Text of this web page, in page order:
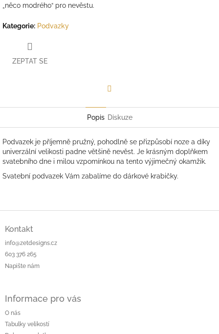
„něco modrého“ pro nevěstu.
Kategorie: Podvazky
ZEPTAT SE
Popis Diskuze
Podvazek je příjemně pružný, pohodlně se přizpůsobí noze a díky
univerzální velikosti padne většině nevěst. Je krásným doplňkem
svatebního dne i milou vzpomínkou na tento výjimečný okamžik.
Svatební podvazek Vám zabalíme do dárkové krabičky.
Kontakt
info@zetdesigns.cz
603 376 265
Napište nám
Informace pro vás
O nás
Tabulky velikostí